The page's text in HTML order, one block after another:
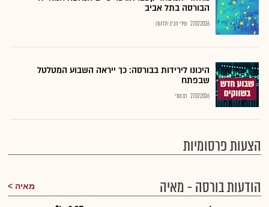
הבורסה בתל אביב
27.07.2026 שירי חביב-ולדהורן
היכונו לירידות בבורסה: כך ייראה השבוע המטלטל
שבפתח
27.07.2026 רם מורי
הצעות פרסומיות
הודעות בורסה - מאיה
מאיה